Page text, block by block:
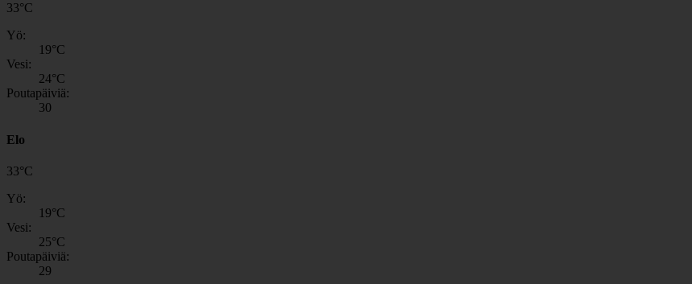
33°C
Yö:
19°C
Vesi:
24°C
Poutapäiviä:
30
Elo
33°C
Yö:
19°C
Vesi:
25°C
Poutapäiviä:
29